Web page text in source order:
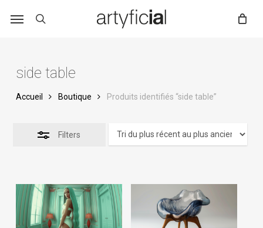
side table
Accueil Boutique Produits identifiés “side table”
Filters